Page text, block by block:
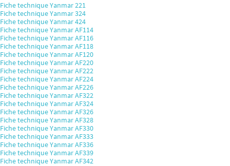
Fiche technique Yanmar 221
Fiche technique Yanmar 324
Fiche technique Yanmar 424
Fiche technique Yanmar AF114
Fiche technique Yanmar AF116
Fiche technique Yanmar AF118
Fiche technique Yanmar AF120
Fiche technique Yanmar AF220
Fiche technique Yanmar AF222
Fiche technique Yanmar AF224
Fiche technique Yanmar AF226
Fiche technique Yanmar AF322
Fiche technique Yanmar AF324
Fiche technique Yanmar AF326
Fiche technique Yanmar AF328
Fiche technique Yanmar AF330
Fiche technique Yanmar AF333
Fiche technique Yanmar AF336
Fiche technique Yanmar AF339
Fiche technique Yanmar AF342